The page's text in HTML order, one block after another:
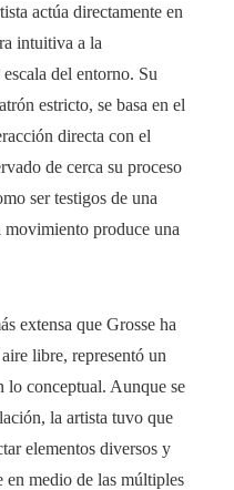
actúa directamente en
intuitiva a la
del entorno. Su
estricto, se basa en el
directa con el
de cerca su proceso
ser testigos de una
movimiento produce una
extensa que Grosse ha
libre, representó un
lo conceptual. Aunque se
la artista tuvo que
elementos diversos y
en medio de las múltiples